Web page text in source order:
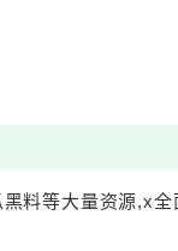
料等大量资源,x